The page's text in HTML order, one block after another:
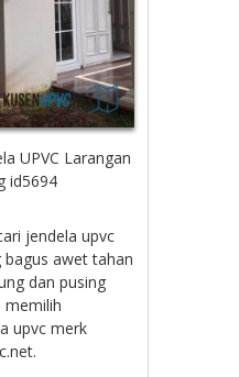
UPVC Larangan
id5694
jendela upvc
bagus awet tahan
dan pusing
memilih
upvc merk